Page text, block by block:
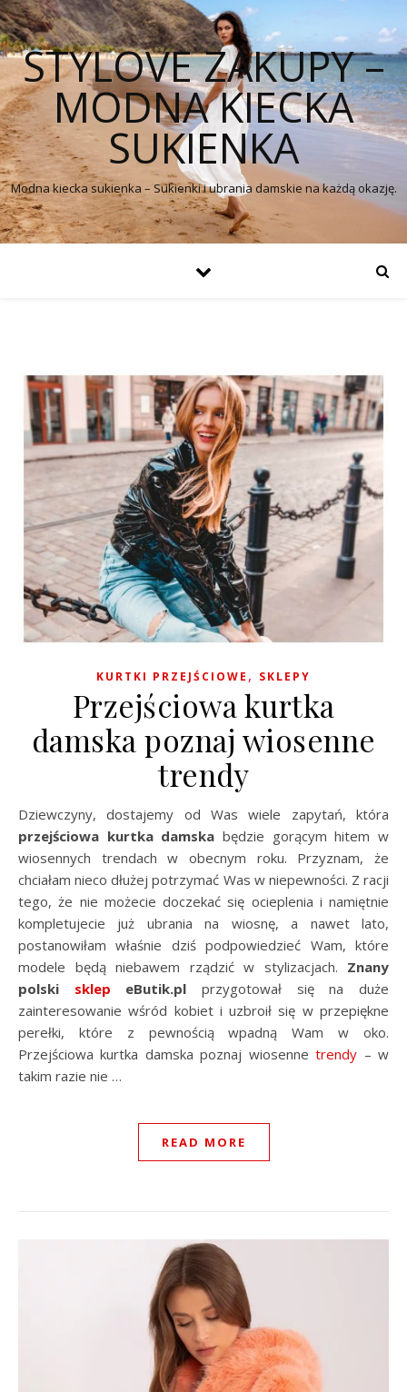
STYLOVE ZAKUPY –
MODNA KIECKA
SUKIENKA
Modna kiecka sukienka – Sukienki i ubrania damskie na każdą okazję.
KURTKI PRZEJŚCIOWE , SKLEPY
Przejściowa kurtka
damska poznaj wiosenne
trendy
Dziewczyny, dostajemy od Was wiele zapytań, która
przejściowa kurtka damska będzie gorącym hitem w
wiosennych trendach w obecnym roku. Przyznam, że
chciałam nieco dłużej potrzymać Was w niepewności. Z racji
tego, że nie możecie doczekać się ocieplenia i namiętnie
kompletujecie już ubrania na wiosnę, a nawet lato,
postanowiłam właśnie dziś podpowiedzieć Wam, które
modele będą niebawem rządzić w stylizacjach. Znany
polski sklep eButik.pl przygotował się na duże
zainteresowanie wśród kobiet i uzbroił się w przepiękne
perełki, które z pewnością wpadną Wam w oko.
Przejściowa kurtka damska poznaj wiosennetrendy – w
takim razie nie …
READ MORE